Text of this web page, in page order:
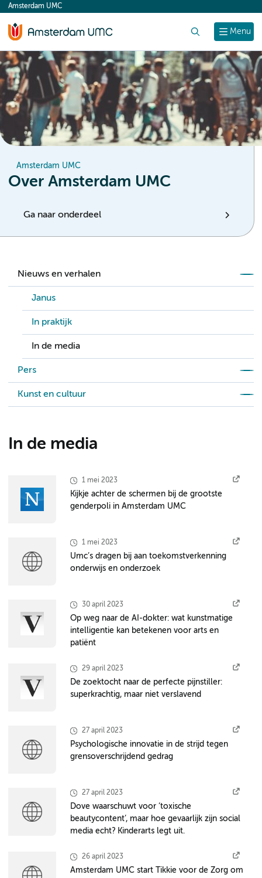
content
Menu
Amsterdam UMC
Amsterdam UMC
Over Amsterdam UMC
Ga naar onderdeel
Nieuws en verhalen
Janus
In praktijk
In de media
Pers
Kunst en cultuur
In de media
1 mei 2023
Kijkje achter de schermen bij de grootste
genderpoli in Amsterdam UMC
1 mei 2023
Umc’s dragen bij aan toekomstverkenning
onderwijs en onderzoek
30 april 2023
Op weg naar de AI-dokter: wat kunstmatige
intelligentie kan betekenen voor arts en
patiënt
29 april 2023
De zoektocht naar de perfecte pijnstiller:
superkrachtig, maar niet verslavend
27 april 2023
Psychologische innovatie in de strijd tegen
grensoverschrijdend gedrag
27 april 2023
Dove waarschuwt voor ‘toxische
beautycontent’, maar hoe gevaarlijk zijn social
media echt? Kinderarts legt uit.
26 april 2023
Amsterdam UMC start Tikkie voor de Zorg om